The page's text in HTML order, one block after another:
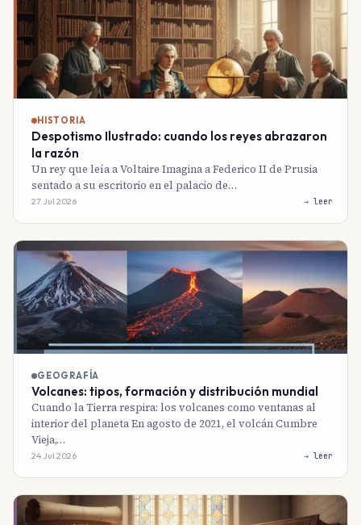
HISTORIA
Despotismo Ilustrado: cuando los reyes abrazaron
la razón
Un rey que leía a Voltaire Imagina a Federico II de Prusia
sentado a su escritorio en el palacio de…
27 Jul 2026 → leer
GEOGRAFÍA
Volcanes: tipos, formación y distribución mundial
Cuando la Tierra respira: los volcanes como ventanas al
interior del planeta En agosto de 2021, el volcán Cumbre
Vieja,…
24 Jul 2026 → leer